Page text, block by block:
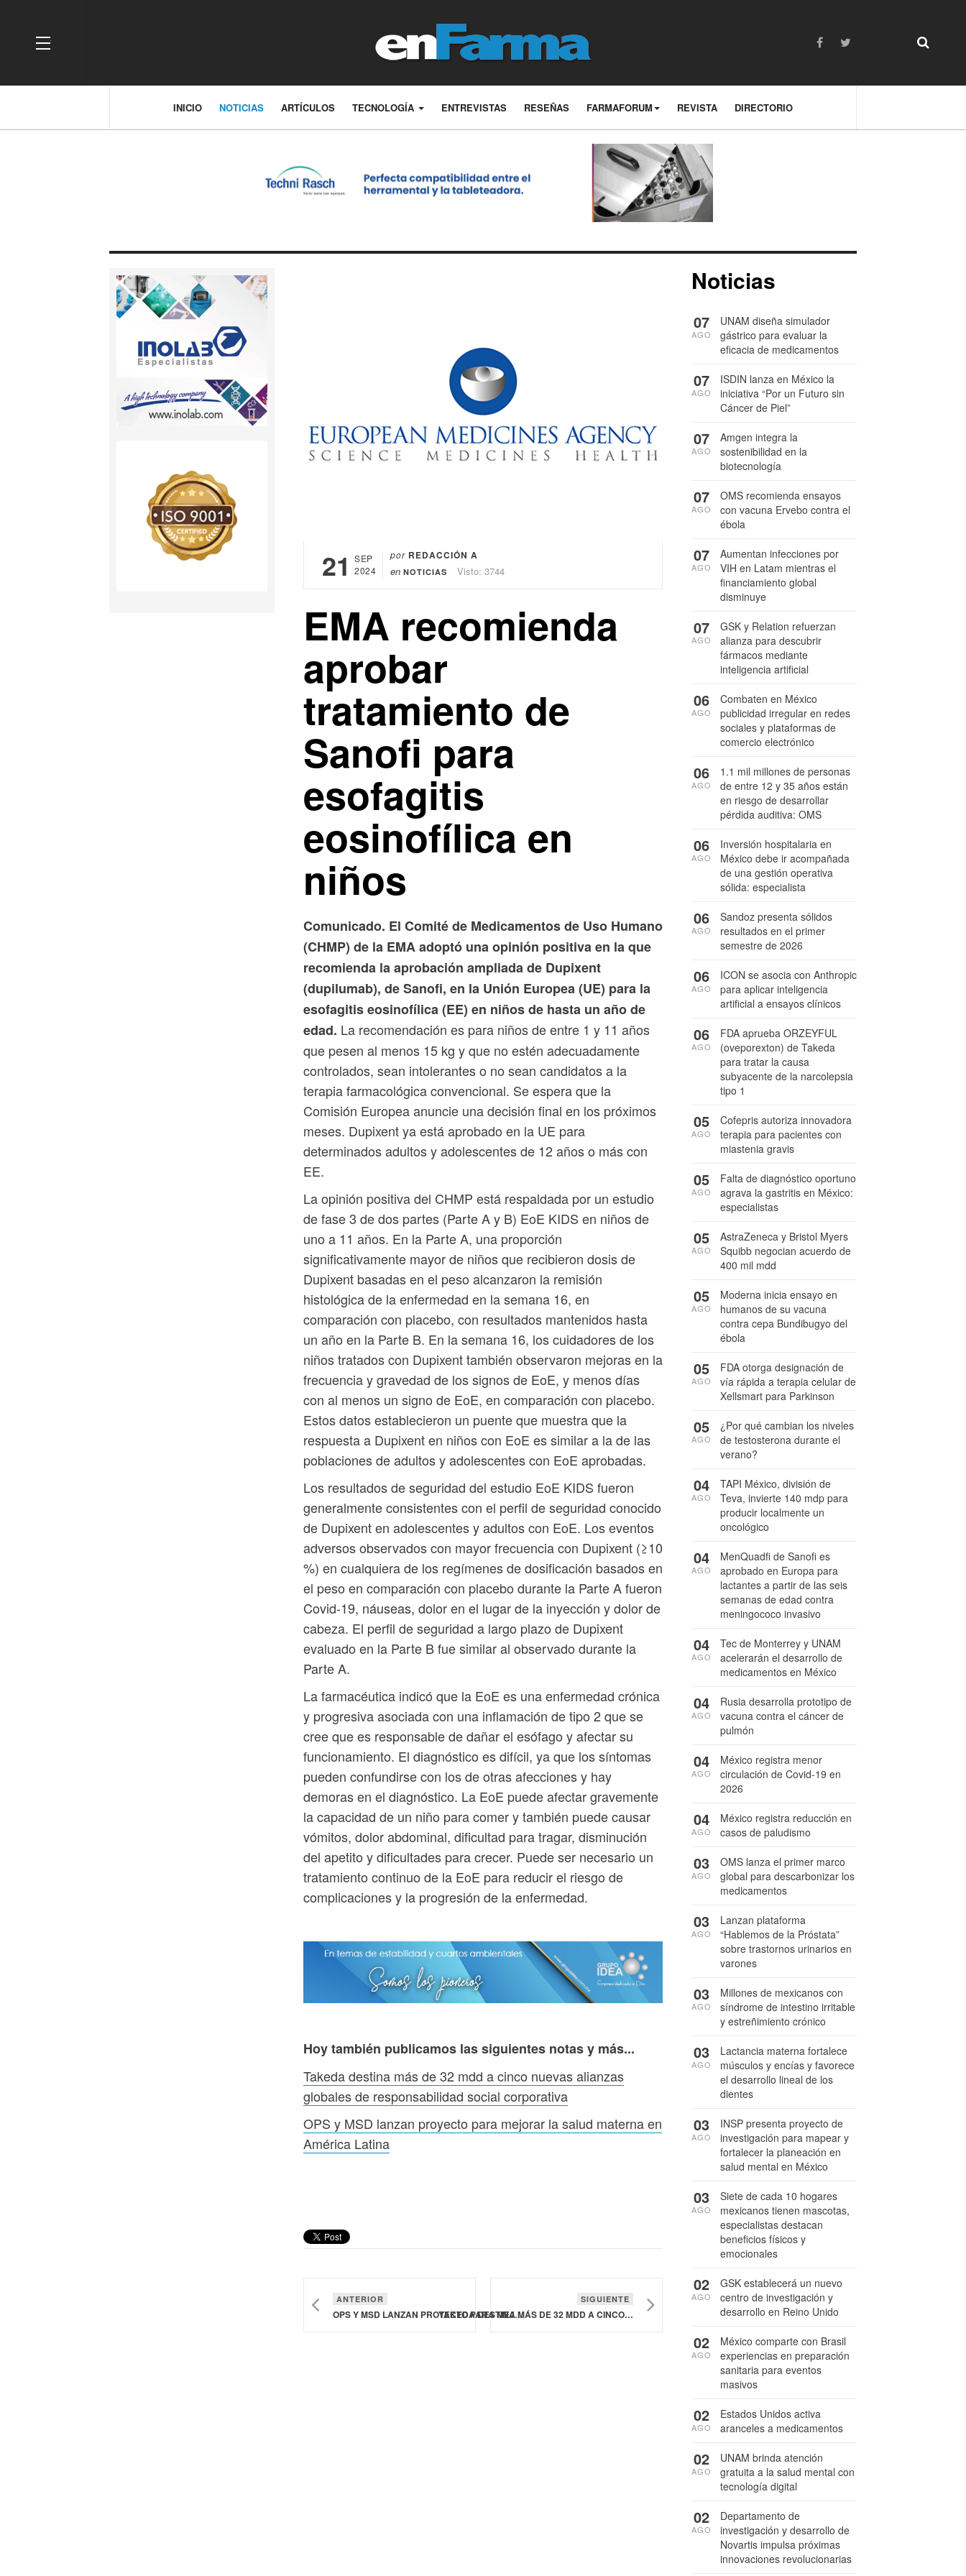
OFF CANVAS
INICIO NOTICIAS ARTÍCULOS TECNOLOGÍA ENTREVISTAS RESEÑAS FARMAFORUM REVISTA DIRECTORIO
21
SEP
2024
por REDACCIÓN A
en NOTICIAS Visto: 3744
EMA recomienda
aprobar
tratamiento de
Sanofi para
esofagitis
eosinofílica en
niños
Comunicado. El Comité de Medicamentos de Uso Humano
(CHMP) de la EMA adoptó una opinión positiva en la que
recomienda la aprobación ampliada de Dupixent
(dupilumab), de Sanofi, en la Unión Europea (UE) para la
esofagitis eosinofílica (EE) en niños de hasta un año de
edad. La recomendación es para niños de entre 1 y 11 años
que pesen al menos 15 kg y que no estén adecuadamente
controlados, sean intolerantes o no sean candidatos a la
terapia farmacológica convencional. Se espera que la
Comisión Europea anuncie una decisión final en los próximos
meses. Dupixent ya está aprobado en la UE para
determinados adultos y adolescentes de 12 años o más con
EE.
La opinión positiva del CHMP está respaldada por un estudio
de fase 3 de dos partes (Parte A y B) EoE KIDS en niños de
uno a 11 años. En la Parte A, una proporción
significativamente mayor de niños que recibieron dosis de
Dupixent basadas en el peso alcanzaron la remisión
histológica de la enfermedad en la semana 16, en
comparación con placebo, con resultados mantenidos hasta
un año en la Parte B. En la semana 16, los cuidadores de los
niños tratados con Dupixent también observaron mejoras en la
frecuencia y gravedad de los signos de EoE, y menos días
con al menos un signo de EoE, en comparación con placebo.
Estos datos establecieron un puente que muestra que la
respuesta a Dupixent en niños con EoE es similar a la de las
poblaciones de adultos y adolescentes con EoE aprobadas.
Los resultados de seguridad del estudio EoE KIDS fueron
generalmente consistentes con el perfil de seguridad conocido
de Dupixent en adolescentes y adultos con EoE. Los eventos
adversos observados con mayor frecuencia con Dupixent (≥10
%) en cualquiera de los regímenes de dosificación basados en
el peso en comparación con placebo durante la Parte A fueron
Covid-19, náuseas, dolor en el lugar de la inyección y dolor de
cabeza. El perfil de seguridad a largo plazo de Dupixent
evaluado en la Parte B fue similar al observado durante la
Parte A.
La farmacéutica indicó que la EoE es una enfermedad crónica
y progresiva asociada con una inflamación de tipo 2 que se
cree que es responsable de dañar el esófago y afectar su
funcionamiento. El diagnóstico es difícil, ya que los síntomas
pueden confundirse con los de otras afecciones y hay
demoras en el diagnóstico. La EoE puede afectar gravemente
la capacidad de un niño para comer y también puede causar
vómitos, dolor abdominal, dificultad para tragar, disminución
del apetito y dificultades para crecer. Puede ser necesario un
tratamiento continuo de la EoE para reducir el riesgo de
complicaciones y la progresión de la enfermedad.
Hoy también publicamos las siguientes notas y más...
Takeda destina más de 32 mdd a cinco nuevas alianzas
globales de responsabilidad social corporativa
OPS y MSD lanzan proyecto para mejorar la salud materna en
América Latina
ANTERIOR
OPS Y MSD LANZAN PROYECTO PARA MEJORAR LA SALUD MATERNA EN AMÉRICA LATINA
SIGUIENTE
TAKEDA DESTINA MÁS DE 32 MDD A CINCO NUEVAS ALIANZAS GLOBALES DE RESPONSABILIDAD SOCIAL CORPORATIVA
Noticias
UNAM diseña simulador
gástrico para evaluar la
eficacia de medicamentos
07
AGO
ISDIN lanza en México la
iniciativa “Por un Futuro sin
Cáncer de Piel”
07
AGO
Amgen integra la
sostenibilidad en la
biotecnología
07
AGO
OMS recomienda ensayos
con vacuna Ervebo contra el
ébola
07
AGO
Aumentan infecciones por
VIH en Latam mientras el
financiamiento global
disminuye
07
AGO
GSK y Relation refuerzan
alianza para descubrir
fármacos mediante
inteligencia artificial
07
AGO
Combaten en México
publicidad irregular en redes
sociales y plataformas de
comercio electrónico
06
AGO
1.1 mil millones de personas
de entre 12 y 35 años están
en riesgo de desarrollar
pérdida auditiva: OMS
06
AGO
Inversión hospitalaria en
México debe ir acompañada
de una gestión operativa
sólida: especialista
06
AGO
Sandoz presenta sólidos
resultados en el primer
semestre de 2026
06
AGO
ICON se asocia con Anthropic
para aplicar inteligencia
artificial a ensayos clínicos
06
AGO
FDA aprueba ORZEYFUL
(oveporexton) de Takeda
para tratar la causa
subyacente de la narcolepsia
tipo 1
06
AGO
Cofepris autoriza innovadora
terapia para pacientes con
miastenia gravis
05
AGO
Falta de diagnóstico oportuno
agrava la gastritis en México:
especialistas
05
AGO
AstraZeneca y Bristol Myers
Squibb negocian acuerdo de
400 mil mdd
05
AGO
Moderna inicia ensayo en
humanos de su vacuna
contra cepa Bundibugyo del
ébola
05
AGO
FDA otorga designación de
vía rápida a terapia celular de
Xellsmart para Parkinson
05
AGO
¿Por qué cambian los niveles
de testosterona durante el
verano?
05
AGO
TAPI México, división de
Teva, invierte 140 mdp para
producir localmente un
oncológico
04
AGO
MenQuadfi de Sanofi es
aprobado en Europa para
lactantes a partir de las seis
semanas de edad contra
meningococo invasivo
04
AGO
Tec de Monterrey y UNAM
acelerarán el desarrollo de
medicamentos en México
04
AGO
Rusia desarrolla prototipo de
vacuna contra el cáncer de
pulmón
04
AGO
México registra menor
circulación de Covid-19 en
2026
04
AGO
México registra reducción en
casos de paludismo
04
AGO
OMS lanza el primer marco
global para descarbonizar los
medicamentos
03
AGO
Lanzan plataforma
“Hablemos de la Próstata”
sobre trastornos urinarios en
varones
03
AGO
Millones de mexicanos con
síndrome de intestino irritable
y estreñimiento crónico
03
AGO
Lactancia materna fortalece
músculos y encías y favorece
el desarrollo lineal de los
dientes
03
AGO
INSP presenta proyecto de
investigación para mapear y
fortalecer la planeación en
salud mental en México
03
AGO
Siete de cada 10 hogares
mexicanos tienen mascotas,
especialistas destacan
beneficios físicos y
emocionales
03
AGO
GSK establecerá un nuevo
centro de investigación y
desarrollo en Reino Unido
02
AGO
México comparte con Brasil
experiencias en preparación
sanitaria para eventos
masivos
02
AGO
Estados Unidos activa
aranceles a medicamentos
02
AGO
UNAM brinda atención
gratuita a la salud mental con
tecnología digital
02
AGO
Departamento de
investigación y desarrollo de
Novartis impulsa próximas
innovaciones revolucionarias
02
AGO